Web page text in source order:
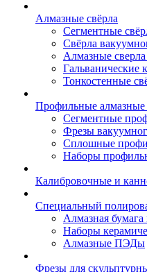
Алмазные свёрла
Сегментные
Свёрла
Алмазные
Гальванические
Тонкостенные
Профильные алмазные
Сегментные
Фрезы
Сплошные
Наборы
Калибровочные и
Специальный
Алмазная бумага
Наборы
Алмазные ПЭДы
Фрезы для